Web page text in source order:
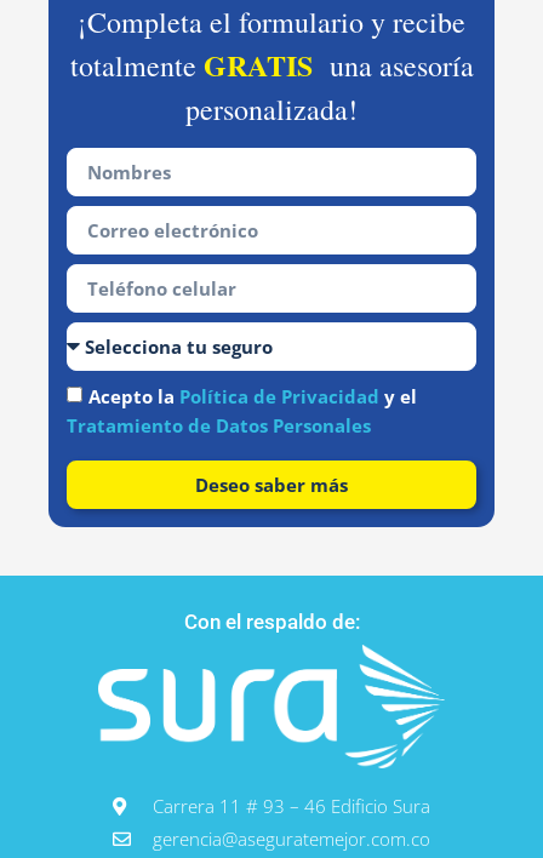
¡Completa el formulario y recibe
totalmente GRATISuna asesoría
personalizada!
Acepto la Política de Privacidad y el
Tratamiento de Datos Personales
Deseo saber más
Con el respaldo de:
Carrera 11 # 93 – 46 Edificio Sura
gerencia@aseguratemejor.com.co